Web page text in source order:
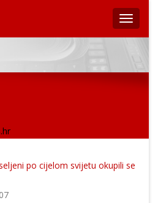
po cijelom svijetu okupili se